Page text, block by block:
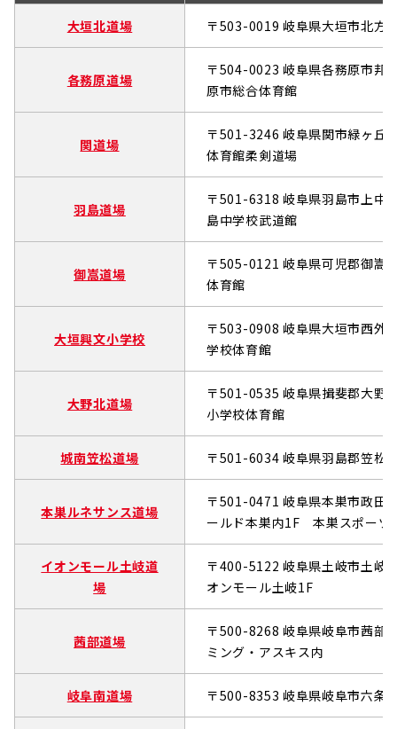
大垣北道場 〒503-0019 岐阜県大垣市北方
各務原道場
〒504-0023 岐阜県各務原市邦
原市総合体育館
関道場
〒501-3246 岐阜県関市緑ヶ丘
体育館柔剣道場
羽島道場
〒501-6318 岐阜県羽島市上中
島中学校武道館
御嵩道場
〒505-0121 岐阜県可児郡御嵩
体育館
大垣興文小学校
〒503-0908 岐阜県大垣市西外
学校体育館
大野北道場
〒501-0535 岐阜県揖斐郡大野
小学校体育館
城南笠松道場 〒501-6034 岐阜県羽島郡笠松
本巣ルネサンス道場
〒501-0471 岐阜県本巣市政田
ールド本巣内1F 本巣スポー
イオンモール土岐道
場
〒400-5122 岐阜県土岐市土岐
オンモール土岐1F
茜部道場
〒500-8268 岐阜県岐阜市茜
ミング・アスキス内
岐阜南道場 〒500-8353 岐阜県岐阜市六条